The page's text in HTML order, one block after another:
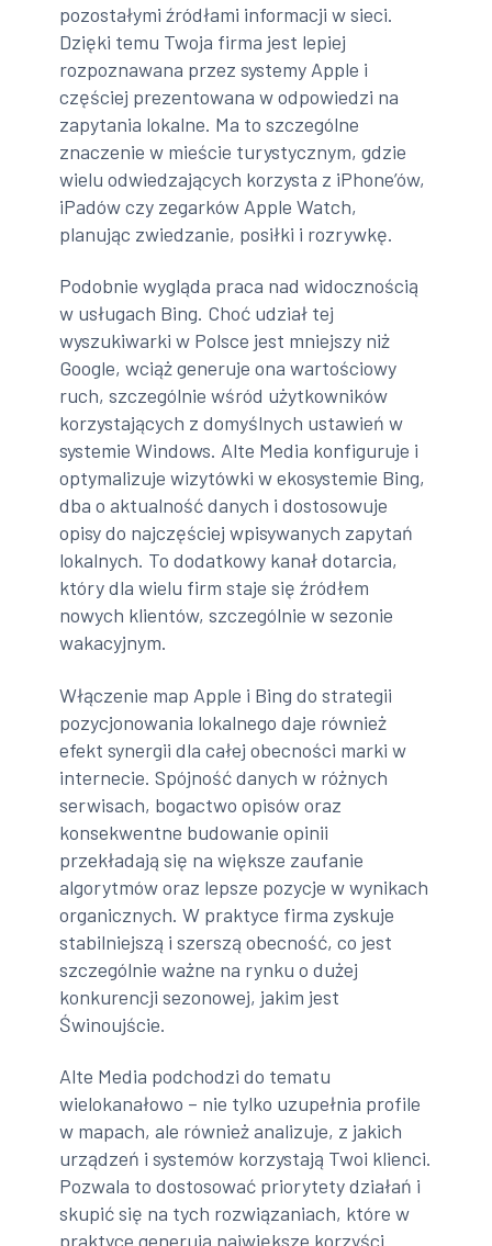
pozostałymi źródłami informacji w sieci.
Dzięki temu Twoja firma jest lepiej
rozpoznawana przez systemy Apple i
częściej prezentowana w odpowiedzi na
zapytania lokalne. Ma to szczególne
znaczenie w mieście turystycznym, gdzie
wielu odwiedzających korzysta z iPhone’ów,
iPadów czy zegarków Apple Watch,
planując zwiedzanie, posiłki i rozrywkę.
Podobnie wygląda praca nad widocznością
w usługach Bing. Choć udział tej
wyszukiwarki w Polsce jest mniejszy niż
Google, wciąż generuje ona wartościowy
ruch, szczególnie wśród użytkowników
korzystających z domyślnych ustawień w
systemie Windows. Alte Media konfiguruje i
optymalizuje wizytówki w ekosystemie Bing,
dba o aktualność danych i dostosowuje
opisy do najczęściej wpisywanych zapytań
lokalnych. To dodatkowy kanał dotarcia,
który dla wielu firm staje się źródłem
nowych klientów, szczególnie w sezonie
wakacyjnym.
Włączenie map Apple i Bing do strategii
pozycjonowania lokalnego daje również
efekt synergii dla całej obecności marki w
internecie. Spójność danych w różnych
serwisach, bogactwo opisów oraz
konsekwentne budowanie opinii
przekładają się na większe zaufanie
algorytmów oraz lepsze pozycje w wynikach
organicznych. W praktyce firma zyskuje
stabilniejszą i szerszą obecność, co jest
szczególnie ważne na rynku o dużej
konkurencji sezonowej, jakim jest
Świnoujście.
Alte Media podchodzi do tematu
wielokanałowo – nie tylko uzupełnia profile
w mapach, ale również analizuje, z jakich
urządzeń i systemów korzystają Twoi klienci.
Pozwala to dostosować priorytety działań i
skupić się na tych rozwiązaniach, które w
praktyce generują największe korzyści.